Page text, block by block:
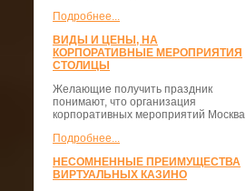
Подробнее...
ВИДЫ И ЦЕНЫ, НА
КОРПОРАТИВНЫЕ МЕРОПРИЯТИЯ
СТОЛИЦЫ
Желающие получить праздник
понимают, что организация
корпоративных мероприятий Москва
Подробнее...
НЕСОМНЕННЫЕ ПРЕИМУЩЕСТВА
ВИРТУАЛЬНЫХ КАЗИНО